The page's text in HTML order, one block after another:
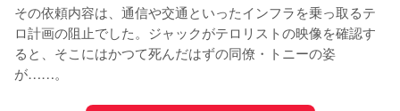
その依頼内容は、通信や交通といったインフラを乗っ取るテ
ロ計画の阻止でした。ジャックがテロリストの映像を確認す
ると、そこにはかつて死んだはずの同僚・トニーの姿
が……。